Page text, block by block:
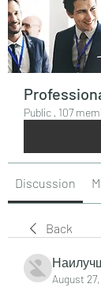
Public · 107
Discussion
Back
August